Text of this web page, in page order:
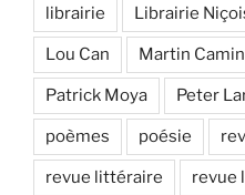
librairie Librairie
Lou Can Martin
Patrick Moya Peter
poèmes poésie
revue littéraire revue